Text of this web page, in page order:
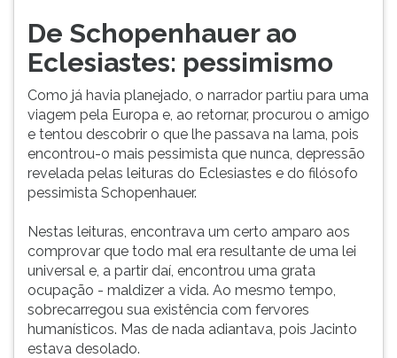
De Schopenhauer ao
Eclesiastes: pessimismo
Como já havia planejado, o narrador partiu para uma
viagem pela Europa e, ao retornar, procurou o amigo
e tentou descobrir o que lhe passava na lama, pois
encontrou-o mais pessimista que nunca, depressão
revelada pelas leituras do Eclesiastes e do filósofo
pessimista Schopenhauer.
Nestas leituras, encontrava um certo amparo aos
comprovar que todo mal era resultante de uma lei
universal e, a partir daí, encontrou uma grata
ocupação - maldizer a vida. Ao mesmo tempo,
sobrecarregou sua existência com fervores
humanísticos. Mas de nada adiantava, pois Jacinto
estava desolado.